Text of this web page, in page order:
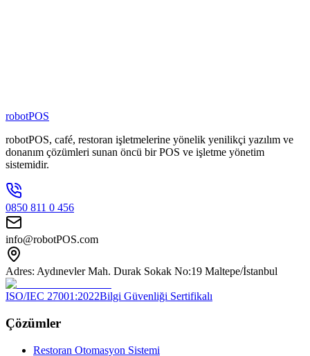
robotPOS
robotPOS, café, restoran işletmelerine yönelik yenilikçi yazılım ve
donanım çözümleri sunan öncü bir POS ve işletme yönetim
sistemidir.
0850 811 0 456
info@robotPOS.com
Adres: Aydınevler Mah. Durak Sokak No:19 Maltepe/İstanbul
ISO/IEC 27001:2022Bilgi Güvenliği Sertifikalı
Çözümler
Restoran Otomasyon Sistemi